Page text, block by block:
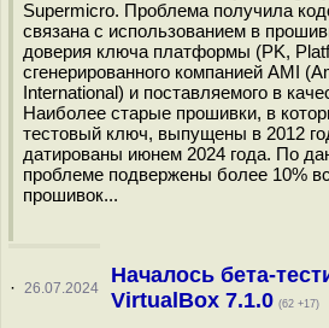
Supermicro. Проблема получила
связана с использованием в
доверия ключа платформы (PK,
сгенерированного компанией AMI
International) и поставляемого в
Наиболее старые прошивки, в
тестовый ключ, выпущены в 2012
датированы июнем 2024 года. По
проблеме подвержены более 10%
прошивок...
· 26.07.2024
Началось бета-
VirtualBox 7.1.0 (62 +17)